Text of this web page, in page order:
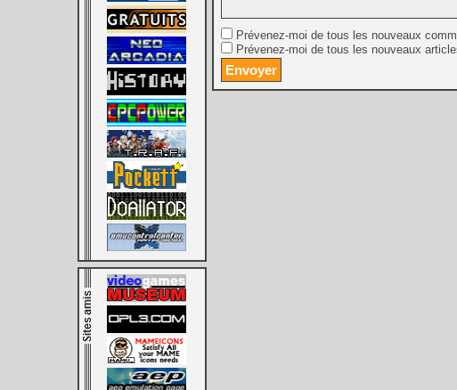
Prévenez-moi de tous les nouveaux
Prévenez-moi de tous les nouveaux